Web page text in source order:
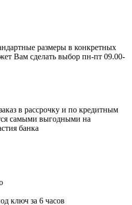
размеры в конкретных
Вам сделать выбор пн-пт 09.00-
в рассрочку и по кредитным
самыми выгодными на
банка
ключ за 6 часов